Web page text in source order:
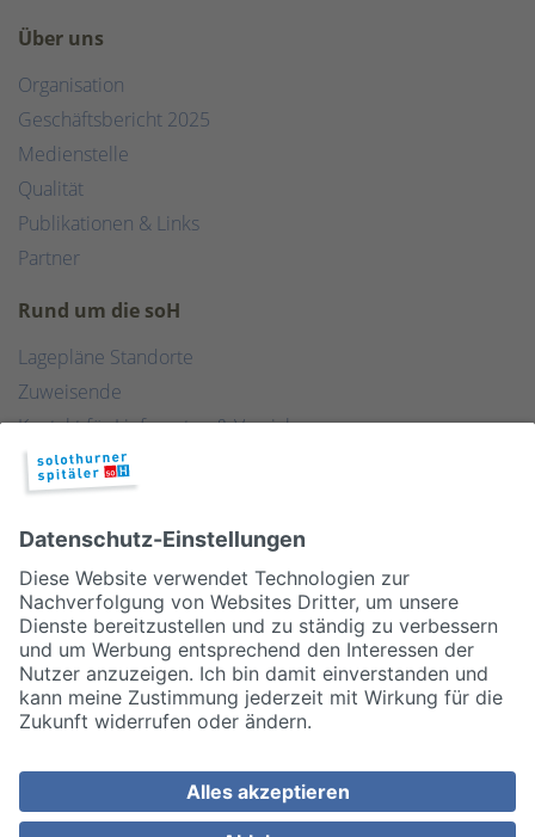
Über uns
Organisation
Geschäftsbericht 2025
Medienstelle
Qualität
Publikationen & Links
Partner
Rund um die soH
Lagepläne Standorte
Zuweisende
Kontakt für Lieferanten & Versicherungen
Zentralwäscherei
HEBSORG
Spital Club
Disclaimer/Datenschutz